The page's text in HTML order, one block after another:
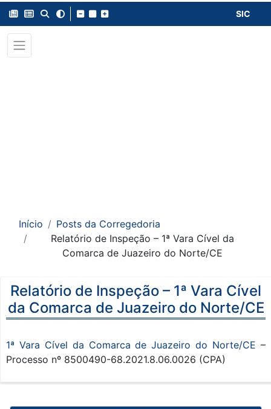
SIC
Início
Posts da Corregedoria
Relatório de Inspeção – 1ª Vara Cível da
Comarca de Juazeiro do Norte/CE
Relatório de Inspeção – 1ª Vara Cível
da Comarca de Juazeiro do Norte/CE
1ª Vara Cível da Comarca de Juazeiro do Norte/CE –
Processo nº 8500490-68.2021.8.06.0026 (CPA)